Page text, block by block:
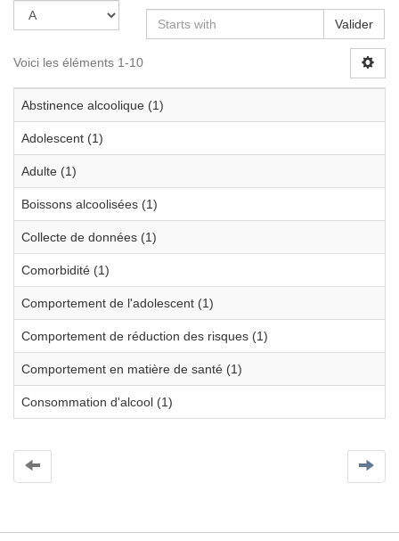
Valider
Voici les éléments 1-10
Abstinence alcoolique (1)
Adolescent (1)
Adulte (1)
Boissons alcoolisées (1)
Collecte de données (1)
Comorbidité (1)
Comportement de l'adolescent (1)
Comportement de réduction des risques (1)
Comportement en matière de santé (1)
Consommation d'alcool (1)